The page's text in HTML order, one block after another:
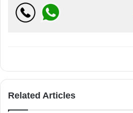
Related Articles